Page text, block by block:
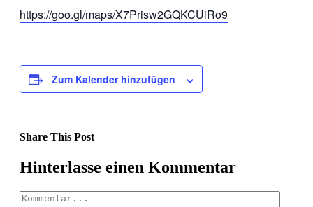
https://goo.gl/maps/X7Prisw2GQKCUiRo9
Zum Kalender hinzufügen
Share This Post
Facebook
X
LinkedIn
Pinterest
Hinterlasse einen Kommentar
Kommentar